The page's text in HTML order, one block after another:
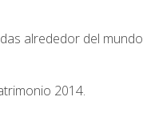
alrededor del mundo
2014.